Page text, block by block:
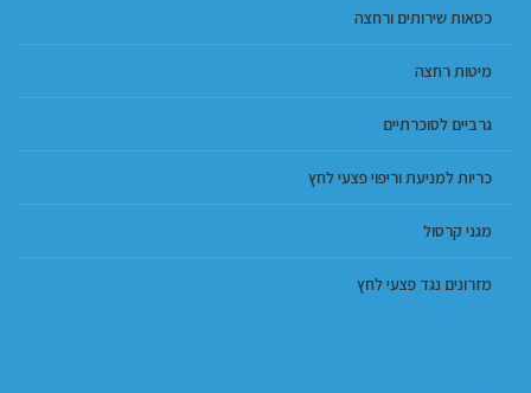
כסאות שירותים ורחצה
מיטות רחצה
גרביים לסוכרתיים
כריות למניעת וריפוי פצעי לחץ
מגני קרסול
מזרונים נגד פצעי לחץ